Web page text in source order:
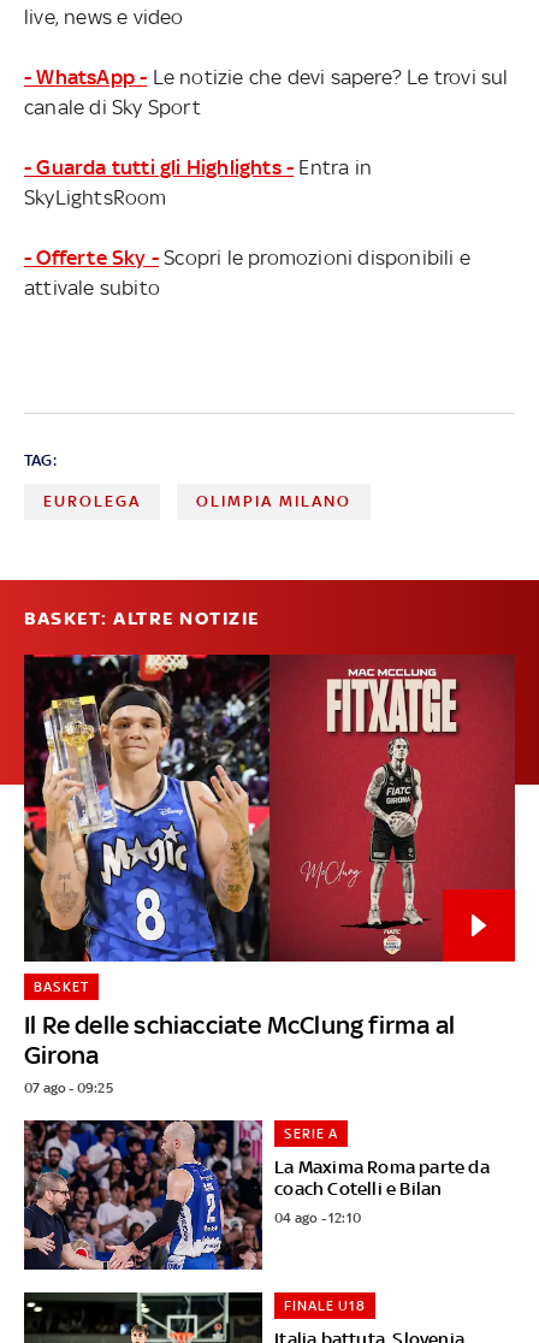
live, news e video
- WhatsApp - Le notizie che devi sapere? Le trovi sul
canale di Sky Sport
- Guarda tutti gli Highlights - Entra in
SkyLightsRoom
- Offerte Sky - Scopri le promozioni disponibili e
attivale subito
TAG:
EUROLEGA OLIMPIA MILANO
BASKET: ALTRE NOTIZIE
Il Re delle schiacciate McClung firma al
Girona
BASKET
07 ago - 09:25
La Maxima Roma parte da
coach Cotelli e Bilan
SERIE A
04 ago - 12:10
FINALE U18